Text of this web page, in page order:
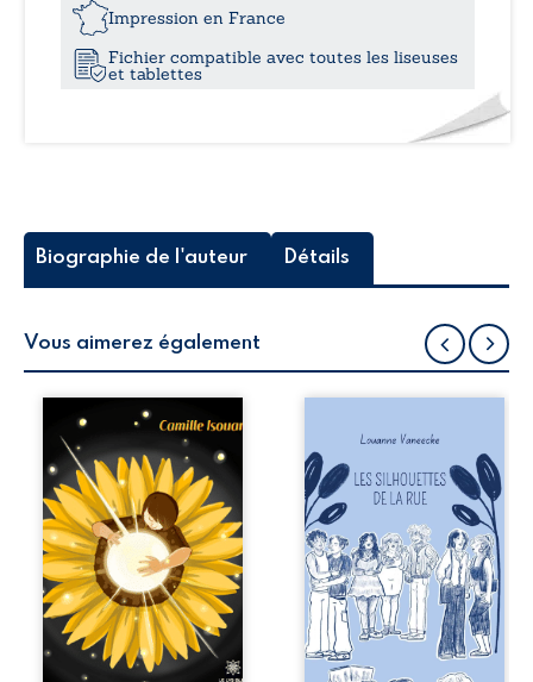
étoiles Impression en France
Fichier compatible avec toutes les liseuses
et tablettes
Biographie de l'auteur Détails
Vous aimerez également
Lorsque Lucy,
après un grave
accident, tombe
dans le coma,
Ewan, son petit
ami, reste à son
chevet et lui
raconte jour après
jour l’histoire de
leur rencontre.
Cependant, avoir
la terre entière à
dos, nous répétant
la rue donne la
parole à six
personnages
ordinaires,
traversés par des
pensées, des
émotions et des
silences qui
pourraient
appartenir à
chacun de nous. À
travers leurs